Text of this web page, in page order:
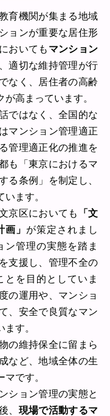
育機関が集まる地域
ョンが重要な居住形
おいても マンション
適切な維持管理が行
なく、居住者の高齢
高まっています。
ではなく、全国的な
マンション管理適正
管理適正化の推進を
も「東京におけるマ
る条例」を制定し、
ます。
京区においても
「文
」 が策定されまし
管理の実態を踏ま
支援し、管理不全の
を目的としていま
の運用や、マンショ
、安全で良質なマン
す。
の維持保全に留まら
など、地域全体の生
です。
ション管理の実態と
、 現場で活動するマ